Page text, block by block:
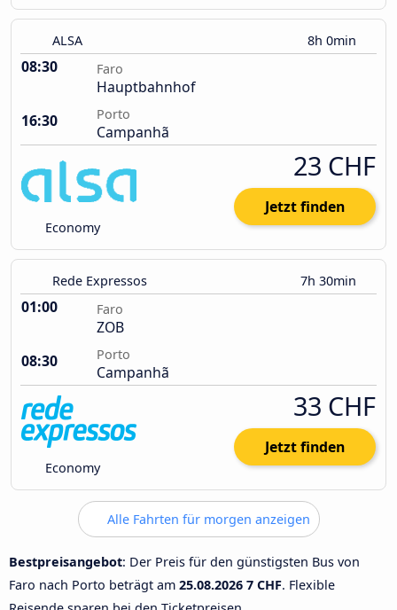
ALSA 8h 0min
08:30 Faro
Hauptbahnhof
16:30
Porto
Campanhã
Economy
23 CHF
Jetzt finden
Rede Expressos 7h 30min
01:00 Faro
ZOB
08:30
Porto
Campanhã
Economy
33 CHF
Jetzt finden
Alle Fahrten für morgen anzeigen
Bestpreisangebot: Der Preis für den günstigsten Bus von
Faro nach Porto beträgt am 25.08.2026 7 CHF. Flexible